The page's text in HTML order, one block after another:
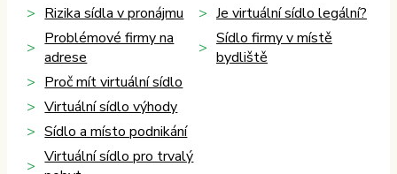
Rizika sídla v pronájmu
Problémové firmy na
adrese
Proč mít virtuální sídlo
Virtuální sídlo výhody
Sídlo a místo podnikání
Virtuální sídlo pro trvalý
Je virtuální sídlo legální?
Sídlo firmy v místě
bydliště